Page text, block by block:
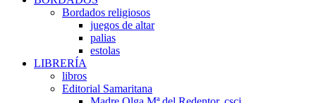
Bordados religiosos
juegos de altar
palias
estolas
LIBRERÍA
libros
Editorial Samaritana